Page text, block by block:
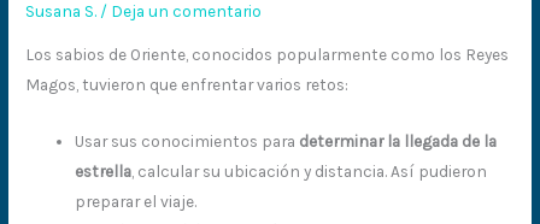
Susana S. / Deja un comentario
Los sabios de Oriente, conocidos popularmente como los Reyes
Magos, tuvieron que enfrentar varios retos:
Usar sus conocimientos para determinar la llegada de la
estrella , calcular su ubicación y distancia. Así pudieron
preparar el viaje.